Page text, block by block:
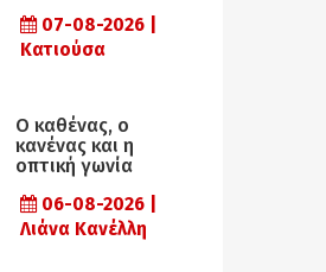
07-08-2026 |
Κατιούσα
Ο καθένας, ο
κανένας και η
οπτική γωνία
06-08-2026 |
Λιάνα Κανέλλη